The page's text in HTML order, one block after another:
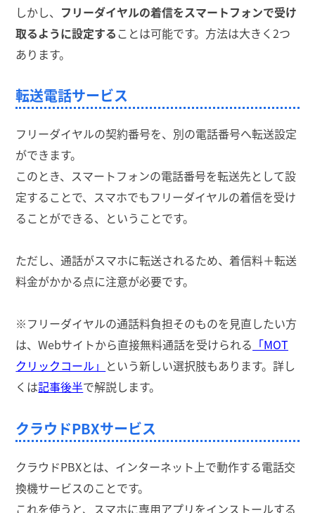
しかし、 フリーダイヤルの着信をスマートフォンで受け
取るように設定することは可能です。方法は大きく2つ
あります。
転送電話サービス
フリーダイヤルの契約番号を、別の電話番号へ転送設定
ができます。
このとき、スマートフォンの電話番号を転送先として設
定することで、スマホでもフリーダイヤルの着信を受け
ることができる、ということです。
ただし、通話がスマホに転送されるため、着信料＋転送
料金がかかる点に注意が必要です。
※フリーダイヤルの通話料負担そのものを見直したい方
は、Webサイトから直接無料通話を受けられる 「MOT
クリックコール」 という新しい選択肢もあります。詳し
くは記事後半で解説します。
クラウドPBXサービス
クラウドPBXとは、インターネット上で動作する電話交
換機サービスのことです。
これを使うと、スマホに専用アプリをインストールする